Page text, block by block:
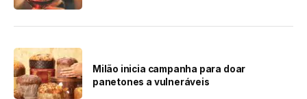
Milão inicia campanha para doar
panetones a vulneráveis